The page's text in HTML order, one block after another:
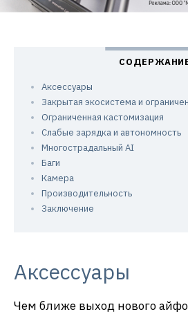
Аксессуары
Закрытая экосистема и
Ограниченная кастомизация
Слабые зарядка и автономность
Многострадальный AI
Баги
Камера
Производительность
Заключение
Аксессуары
Чем ближе выход нового